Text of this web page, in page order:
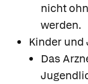
nicht
werden.
Kinder
Das